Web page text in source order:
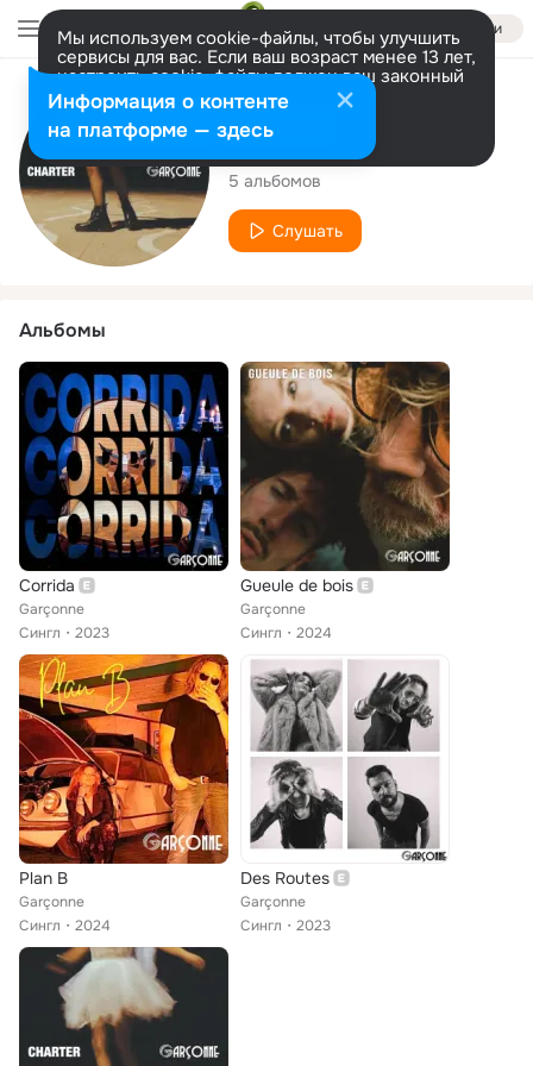
Войти
Мы используем cookie-файлы, чтобы улучшить
сервисы для вас. Если ваш возраст менее 13 лет,
настроить cookie-файлы должен ваш законный
представитель. Больше информации
Разрешить все Настроить
Исполнитель
Garçonne
5 альбомов
Слушать
Альбомы
Corrida
Garçonne
Сингл
2023
Gueule de bois
Garçonne
Сингл
2024
Plan B
Garçonne
Сингл
2024
Des Routes
Garçonne
Сингл
2023
Информация о контенте
на платформе — здесь